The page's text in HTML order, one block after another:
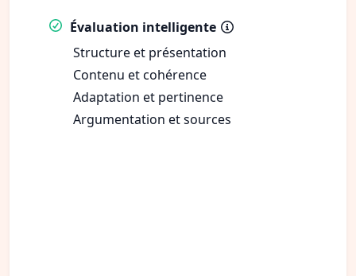
Évaluation intelligente
Structure et présentation
Contenu et cohérence
Adaptation et pertinence
Argumentation et sources